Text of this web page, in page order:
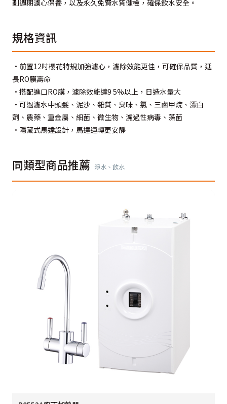
劃週期濾心保養，以及永久免費水質健檢，確保飲水安全。
規格資訊
•前置12吋櫻花特規加強濾心，濾除效能更佳，可確保品質，延
長RO膜壽命
•搭配進口RO膜，濾除效能達9 5%以上，日造水量大
•可過濾水中頭髮、泥沙、雜質、臭味、氯、三鹵甲烷、漂白
劑、農藥、重金屬、細菌、微生物、濾過性病毒、藻菌
•隱藏式馬達設計，馬達運轉更安靜
同類型商品推薦 淨水、飲水